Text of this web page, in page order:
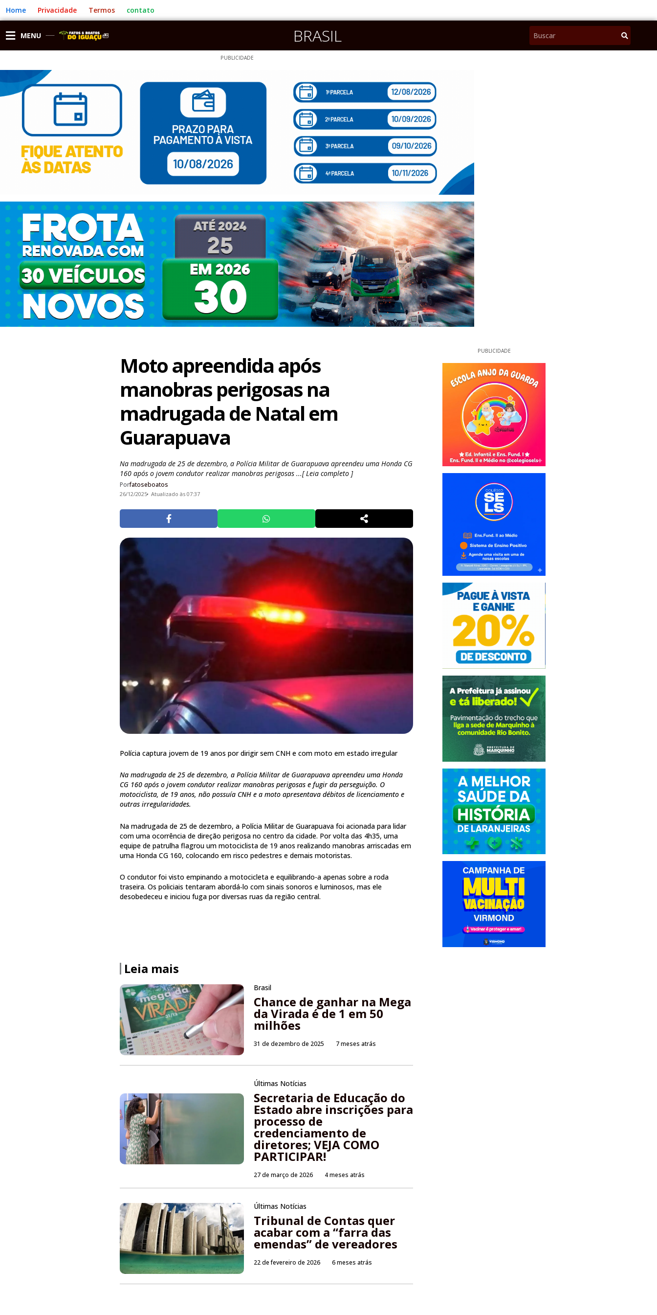
para
o
conteúdo
Home Privacidade Termos contato
MENU BRASIL Pesquisar
PUBLICIDADE
Moto apreendida após
manobras perigosas na
madrugada de Natal em
Guarapuava
Na madrugada de 25 de dezembro, a Polícia Militar de Guarapuava apreendeu uma Honda CG
160 após o jovem condutor realizar manobras perigosas ...[ Leia completo ]
Porfatoseboatos
26/12/2025 Atualizado às 07:37
Polícia captura jovem de 19 anos por dirigir sem CNH e com moto em estado irregular
Na madrugada de 25 de dezembro, a Polícia Militar de Guarapuava apreendeu uma Honda
CG 160 após o jovem condutor realizar manobras perigosas e fugir da perseguição. O
motociclista, de 19 anos, não possuía CNH e a moto apresentava débitos de licenciamento e
outras irregularidades.
Na madrugada de 25 de dezembro, a Polícia Militar de Guarapuava foi acionada para lidar
com uma ocorrência de direção perigosa no centro da cidade. Por volta das 4h35, uma
equipe de patrulha flagrou um motociclista de 19 anos realizando manobras arriscadas em
uma Honda CG 160, colocando em risco pedestres e demais motoristas.
O condutor foi visto empinando a motocicleta e equilibrando-a apenas sobre a roda
traseira. Os policiais tentaram abordá‑lo com sinais sonoros e luminosos, mas ele
desobedeceu e iniciou fuga por diversas ruas da região central.
Leia mais
Brasil
Chance de ganhar na Mega
da Virada é de 1 em 50
milhões
31 de dezembro de 2025 7 meses atrás
Últimas Notícias
Secretaria de Educação do
Estado abre inscrições para
processo de
credenciamento de
diretores; VEJA COMO
PARTICIPAR!
27 de março de 2026 4 meses atrás
Últimas Notícias
Tribunal de Contas quer
acabar com a “farra das
emendas” de vereadores
22 de fevereiro de 2026 6 meses atrás
PUBLICIDADE